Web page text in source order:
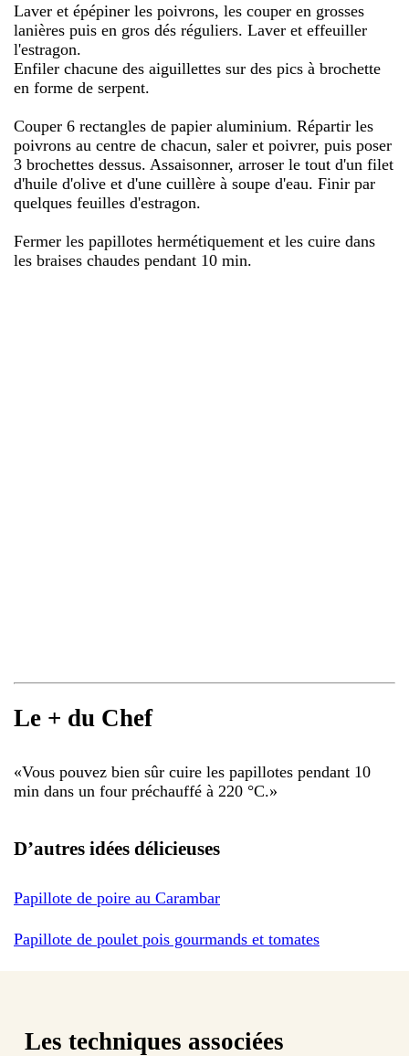
Laver et épépiner les poivrons, les couper en grosses
lanières puis en gros dés réguliers. Laver et effeuiller
l'estragon.
Enfiler chacune des aiguillettes sur des pics à brochette
en forme de serpent.
Couper 6 rectangles de papier aluminium. Répartir les
poivrons au centre de chacun, saler et poivrer, puis poser
3 brochettes dessus. Assaisonner, arroser le tout d'un filet
d'huile d'olive et d'une cuillère à soupe d'eau. Finir par
quelques feuilles d'estragon.
Fermer les papillotes hermétiquement et les cuire dans
les braises chaudes pendant 10 min.
Le + du Chef
«Vous pouvez bien sûr cuire les papillotes pendant 10
min dans un four préchauffé à 220 °C.»
D’autres idées délicieuses
Papillote de poire au Carambar
Papillote de poulet pois gourmands et tomates
Les techniques associées